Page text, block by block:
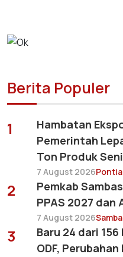
Berita Populer
1
Hambatan
Pemerintah
Ton Produk
7 August 2026
2
Pemkab
PPAS 2027 dan
7 August 2026
3
Baru 24 dari
ODF,